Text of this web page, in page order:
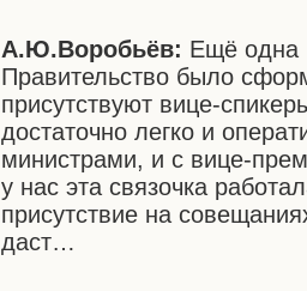
А.Ю.Воробьёв: Ещё одна
Правительство было
присутствуют вице-
достаточно легко и
министрами, и с вице-
у нас эта связочка
присутствие на
даст…